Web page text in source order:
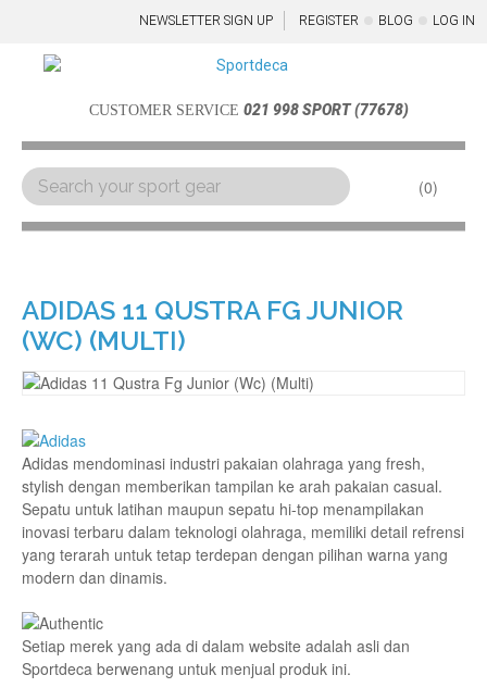
NEWSLETTER SIGN UP REGISTER BLOG LOG IN
CUSTOMER SERVICE 021 998 SPORT (77678)
0
Menu
ADIDAS 11 QUSTRA FG JUNIOR
(WC) (MULTI)
Adidas mendominasi industri pakaian olahraga yang fresh,
stylish dengan memberikan tampilan ke arah pakaian casual.
Sepatu untuk latihan maupun sepatu hi-top menampilakan
inovasi terbaru dalam teknologi olahraga, memiliki detail refrensi
yang terarah untuk tetap terdepan dengan pilihan warna yang
modern dan dinamis.
Setiap merek yang ada di dalam website adalah asli dan
Sportdeca berwenang untuk menjual produk ini.